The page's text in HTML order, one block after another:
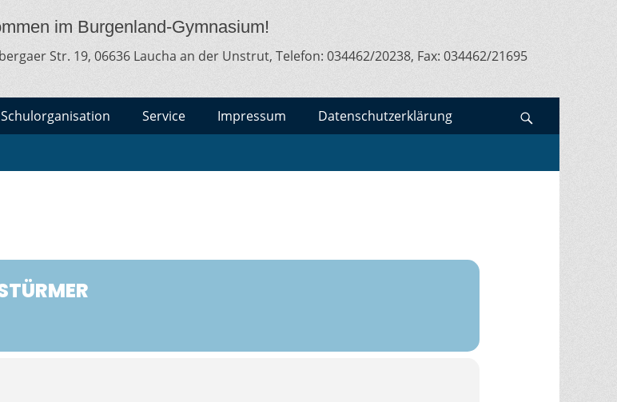
LAUCHA
im Burgenland-Gymnasium!
Str. 19, 06636 Laucha an der Unstrut, Telefon: 034462/20238, Fax: 034462/21695
Schulorganisation Service Impressum Datenschutzerklärung